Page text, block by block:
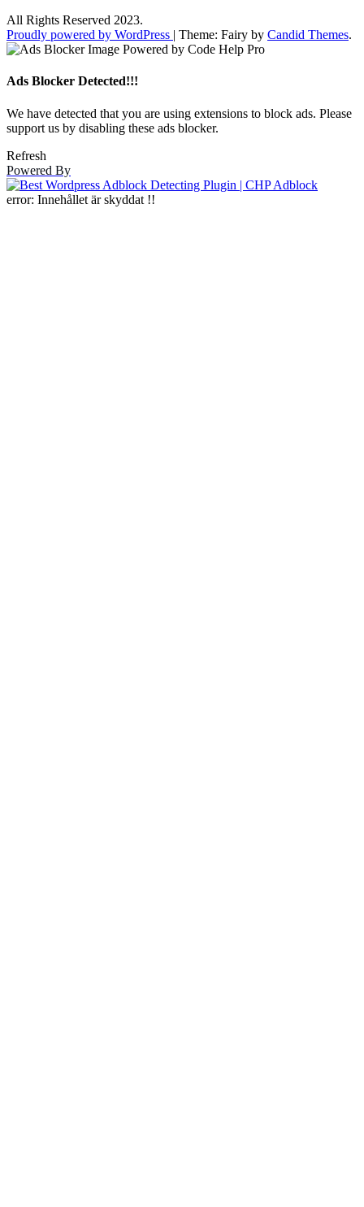
All Rights Reserved 2023.
Proudly powered by WordPress | Theme: Fairy by Candid Themes.
Ads Blocker Detected!!!
We have detected that you are using extensions to block ads. Please
support us by disabling these ads blocker.
Refresh
Powered By
error: Innehållet är skyddat !!